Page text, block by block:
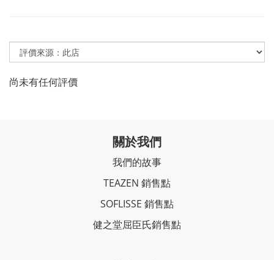
尚未有任何評價
關於我們
我們的故事
TEAZEN 銷售點
SOFLISSE 銷售點
健之堂屈臣氏銷售點